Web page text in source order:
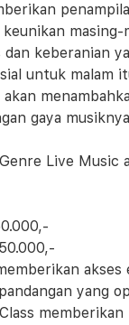
masing-
keberanian
untuk malam
gaya
Live Music
akses
yang
memberikan